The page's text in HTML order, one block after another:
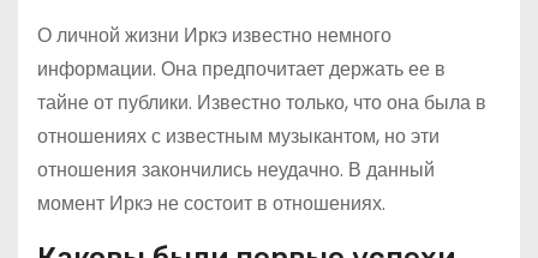
О личной жизни Иркэ известно немного
информации. Она предпочитает держать ее в
тайне от публики. Известно только, что она была в
отношениях с известным музыкантом, но эти
отношения закончились неудачно. В данный
момент Иркэ не состоит в отношениях.